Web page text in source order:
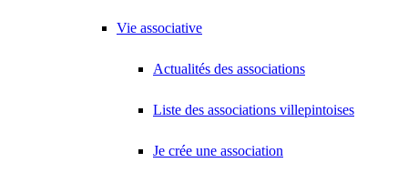
Vie associative
Actualités des associations
Liste des associations villepintoises
Je crée une association